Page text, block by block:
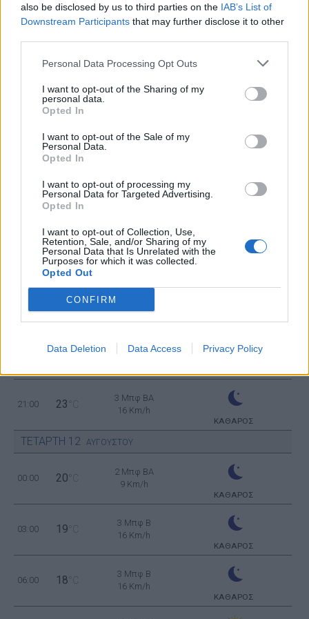
also be disclosed by us to third parties on the IAB’s List of
Downstream Participants that may further disclose it to other
Personal Data Processing Opt Outs
I want to opt-out of the Sharing of my
personal data.
Opted In
I want to opt-out of the Sale of my
Personal Data.
Opted In
I want to opt-out of processing my
Personal Data for Targeted Advertising.
Opted In
I want to opt-out of Collection, Use,
Retention, Sale, and/or Sharing of my
Personal Data that Is Unrelated with the
Purposes for which it was collected.
Opted Out
CONFIRM
Data Deletion Data Access Privacy Policy
ΤΡΙΤΗ 11 ΑΥΓΟΥΣΤΟΥ
2 Μπφ NA
18°C
2 Μπφ BA
18°C
3 Μπφ B
21°C
2 Μπφ BA
24°C
3 Μπφ BA
16 Km/h
27°C
4 Μπφ BA
27 °C
4 Μπφ BA
21:00 23 °C
3 Μπφ BA
16 Km/h
ΚΑΘΑΡΟΣ
ΤΕΤΑΡΤΗ 12 ΑΥΓΟΥΣΤΟΥ
00:00 20 °C
2 Μπφ BA
9 Km/h
ΚΑΘΑΡΟΣ
03:00 19 °C
3 Μπφ B
16 Km/h
ΚΑΘΑΡΟΣ
06:00 18 °C
3 Μπφ B
16 Km/h
ΚΑΘΑΡΟΣ